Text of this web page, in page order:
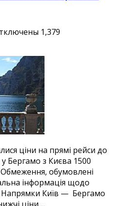
1,379
ціни на прямі рейси до
у Бергамо з Києва 1500
обумовлені
інформація щодо
Напрямки Київ — Бергамо